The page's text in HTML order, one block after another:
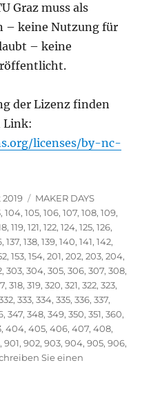
Graz muss als
– keine Nutzung für
– keine
der Lizenz finden
Link:
licenses/by-nc-
2019 Kategorien
MAKER DAYS
,104,105,106,107,108,109,
,119,121,122,124,125,126,
,137,138,139,140,141,142,
,153,154,201,202,203,204,
,303,304,305,306,307,308,
,318,319,320,321,322,323,
,333,334,335,336,337,
,347,348,349,350,351,360,
,404,405,406,407,408,
,901,902,903,904,905,906,
Sie einen